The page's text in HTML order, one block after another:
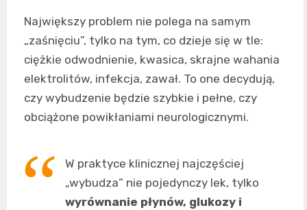
Największy problem nie polega na samym
„zaśnięciu”, tylko na tym, co dzieje się w tle:
ciężkie odwodnienie, kwasica, skrajne wahania
elektrolitów, infekcja, zawał. To one decydują,
czy wybudzenie będzie szybkie i pełne, czy
obciążone powikłaniami neurologicznymi.
W praktyce klinicznej najczęściej
„wybudza” nie pojedynczy lek, tylko
wyrównanie płynów, glukozy i